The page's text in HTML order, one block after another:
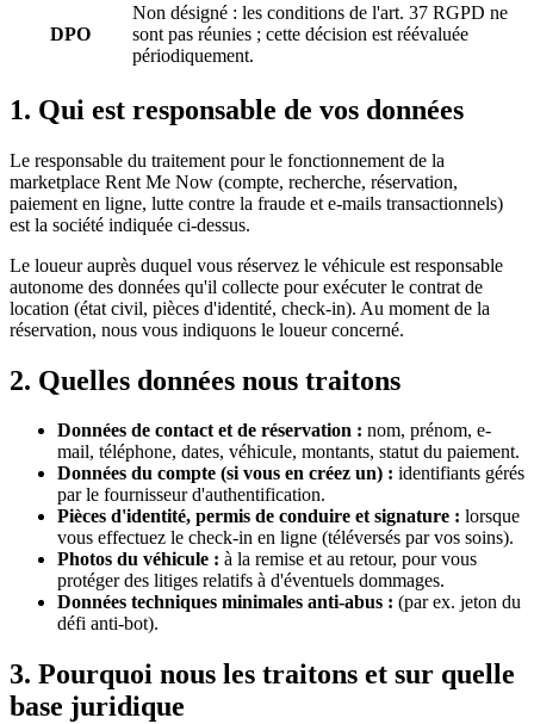
DPO
Non désigné : les conditions de l'art. 37 RGPD ne
sont pas réunies ; cette décision est réévaluée
périodiquement.
1. Qui est responsable de vos données
Le responsable du traitement pour le fonctionnement de la
marketplace Rent Me Now (compte, recherche, réservation,
paiement en ligne, lutte contre la fraude et e-mails transactionnels)
est la société indiquée ci-dessus.
Le loueur auprès duquel vous réservez le véhicule est responsable
autonome des données qu'il collecte pour exécuter le contrat de
location (état civil, pièces d'identité, check-in). Au moment de la
réservation, nous vous indiquons le loueur concerné.
2. Quelles données nous traitons
Données de contact et de réservation : nom, prénom, e-
mail, téléphone, dates, véhicule, montants, statut du paiement.
Données du compte (si vous en créez un) : identifiants gérés
par le fournisseur d'authentification.
Pièces d'identité, permis de conduire et signature : lorsque
vous effectuez le check-in en ligne (téléversés par vos soins).
Photos du véhicule : à la remise et au retour, pour vous
protéger des litiges relatifs à d'éventuels dommages.
Données techniques minimales anti-abus : (par ex. jeton du
défi anti-bot).
3. Pourquoi nous les traitons et sur quelle
base juridique